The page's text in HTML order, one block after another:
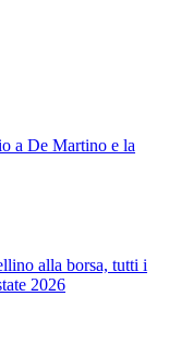
a De Martino e la
alla borsa, tutti i
2026